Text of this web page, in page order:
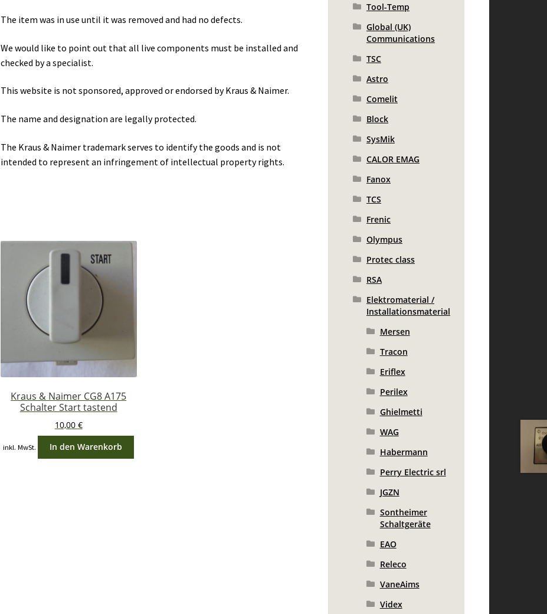
The item was in use until it was removed and had no defects.
We would like to point out that all live components must be installed and
checked by a specialist.
This website is not sponsored, approved or endorsed by Kraus & Naimer.
The name and designation are legally protected.
The Kraus & Naimer trademark serves to identify the goods and is not
intended to represent an infringement of intellectual property rights.
Kraus & Naimer CG8 A175
Schalter Start tastend
10,00 €
inkl. MwSt. In den Warenkorb
Tool-Temp
Global (UK)
Communications
TSC
Astro
Comelit
Block
SysMik
CALOR EMAG
Fanox
TCS
Frenic
Olympus
Protec class
RSA
Elektromaterial /
Installationsmaterial
Mersen
Tracon
Eriflex
Perilex
Ghielmetti
WAG
Habermann
Perry Electric srl
JGZN
Sontheimer
Schaltgeräte
EAO
Releco
VaneAims
Videx